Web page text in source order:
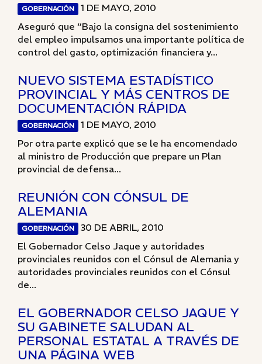
GOBERNACIÓN
1 DE MAYO, 2010
Aseguró que “Bajo la consigna del sostenimiento
del empleo impulsamos una importante política de
control del gasto, optimización financiera y...
NUEVO SISTEMA ESTADÍSTICO
PROVINCIAL Y MÁS CENTROS DE
DOCUMENTACIÓN RÁPIDA
GOBERNACIÓN
1 DE MAYO, 2010
Por otra parte explicó que se le ha encomendado
al ministro de Producción que prepare un Plan
provincial de defensa...
REUNIÓN CON CÓNSUL DE
ALEMANIA
GOBERNACIÓN
30 DE ABRIL, 2010
El Gobernador Celso Jaque y autoridades
provinciales reunidos con el Cónsul de Alemania y
autoridades provinciales reunidos con el Cónsul
de...
EL GOBERNADOR CELSO JAQUE Y
SU GABINETE SALUDAN AL
PERSONAL ESTATAL A TRAVÉS DE
UNA PÁGINA WEB